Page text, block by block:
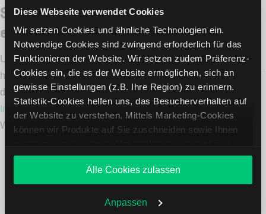
Diese Webseite verwendet Cookies
Wir setzen Cookies und ähnliche Technologien ein.
Notwendige Cookies sind zwingend erforderlich für das
Funktionieren der Website. Wir setzen zudem Präferenz-
Cookies ein, die es der Website ermöglichen, sich an
gewisse Einstellungen (z.B. Ihre Region) zu erinnern.
Statistik-Cookies helfen uns, das Besucherverhalten auf
der Website zu verstehen. Mittels Marketing-Cookies
können wir Produkte auf Sie zuschneiden sowie Ihnen
Angebote unterbreiten. Sie entscheiden, welche Cookies
Sie zulassen oder ablehnen. Ihre Entscheidung können
Sie jederzeit in denCookie-Einstellungenändern.
Weitere Infos auch in unsererDatenschutzerklärung
Alle Cookies zulassen
Anpassen
So fügen Sie den MACD-Indikator in
einen TWS-Chart ein
Um verschiedenste Indikatoren miteinander zu kombinieren,
haben Sie über die TWS Handelsplattform nicht nur Zugriff auf
den MACD, sondern auf über 80 weiteretechnische
Indikatoren
. Den MACD können Sie auf folgende Art und
Weise zu Ihrem Chart hinzufügen: